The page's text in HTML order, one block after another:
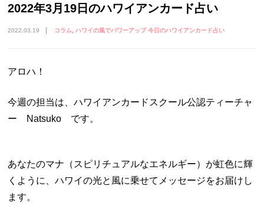
2022年3月19日のハワイアンカード占い
2022.03.19 コラム ハワイの風でパワーアップ 今日のハワイアンカード占い
アロハ！
今週の担当は、ハワイアンカードスクール公認ティーチャ
ー Natsuko です。
あなたのマナ（スピリチュアルなエネルギー）が虹色に輝
くように、ハワイの光と風に乗せてメッセージをお届けし
ます。